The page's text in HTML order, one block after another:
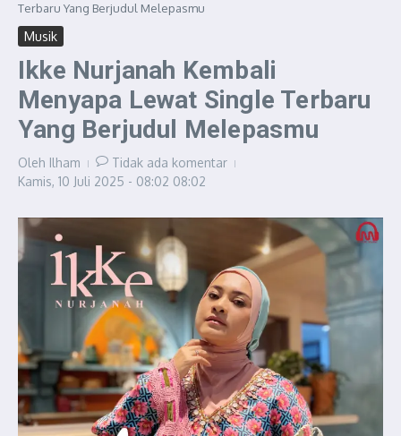
Terbaru Yang Berjudul Melepasmu
Musik
Ikke Nurjanah Kembali
Menyapa Lewat Single Terbaru
Yang Berjudul Melepasmu
Oleh Ilham
Tidak ada komentar
Kamis, 10 Juli 2025 - 08:02 08:02